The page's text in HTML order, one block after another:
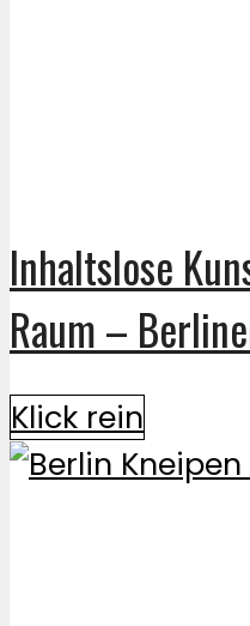
Inhaltslose
Raum –
Klick rein